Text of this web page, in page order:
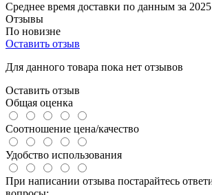
Среднее время доставки по данным за
Отзывы
По новизне
Оставить отзыв
Для данного товара пока нет отзывов
Оставить отзыв
Общая оценка
Соотношение цена/качество
Удобство использования
При написании отзыва постарайтесь